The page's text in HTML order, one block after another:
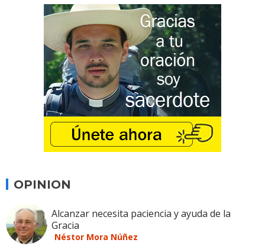
OPINION
Alcanzar necesita paciencia y ayuda de la
Gracia
Néstor Mora Núñez